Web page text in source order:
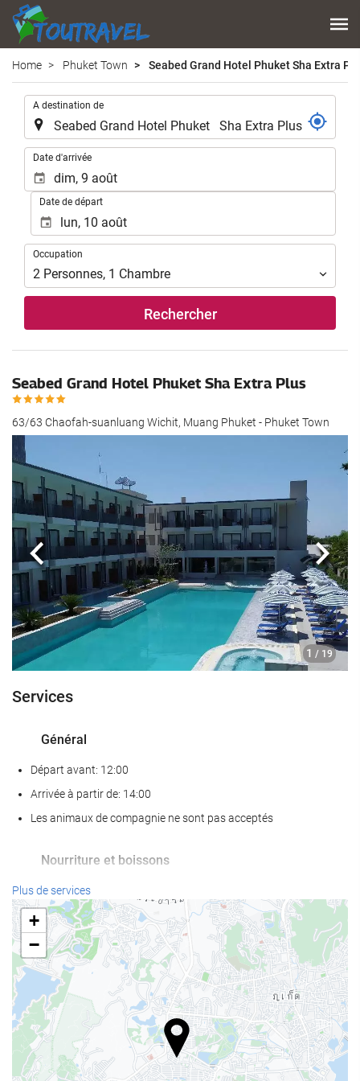
Home Phuket Town Seabed Grand Hotel Phuket Sha Extra
A destination de
Date d'arrivée
Date de départ
Occupation
Occupation
2 Personnes, 1 Chambre
Rechercher
Seabed Grand Hotel Phuket Sha Extra Plus
63/63 Chaofah-suanluang Wichit, Muang Phuket - Phuket Town
1 / 19
Précédent
Services
Général
Départ avant: 12:00
Arrivée à partir de: 14:00
Les animaux de compagnie ne sont pas acceptés
Nourriture et boissons
Restaurant à la carte
Bar
Café sur place
Piscine
Piscine
Piscine pour enfants
Services de réception
Plus de services
+
−